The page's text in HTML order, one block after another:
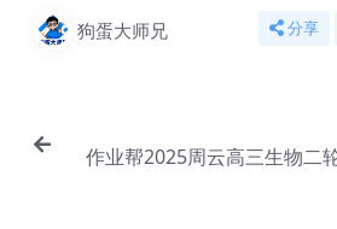
狗蛋大师兄 分享
作业帮2025周云高三生物二